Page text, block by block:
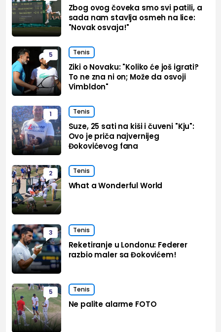
Zbog ovog čoveka smo svi patili, a
sada nam stavlja osmeh na lice:
"Novak osvaja!"
5 Tenis
Ziki o Novaku: "Koliko će još igrati?
To ne zna ni on; Može da osvoji
Vimbldon"
1 Tenis
Suze, 25 sati na kiši i čuveni "Kju":
Ovo je priča najvernijeg
Đokovićevog fana
2 Tenis
What a Wonderful World
3 Tenis
Reketiranje u Londonu: Federer
razbio maler sa Đokovićem!
5 Tenis
Ne palite alarme FOTO